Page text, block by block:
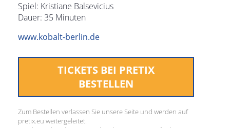
Spiel: Kristiane Balsevicius
Dauer: 35 Minuten
www.kobalt-berlin.de
TICKETS BEI PRETIX
BESTELLEN
Zum Bestellen verlassen Sie unsere Seite und werden auf
pretix.eu weitergeleitet.